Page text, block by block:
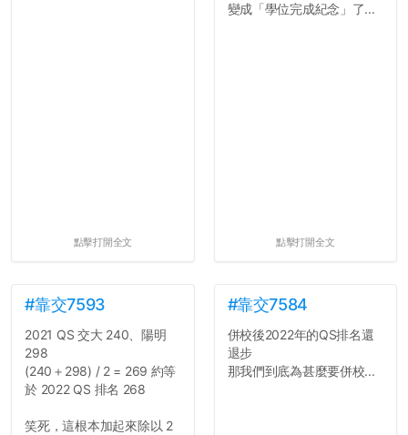
點擊打開全文
變成「學位完成紀念」了...
點擊打開全文
#靠交7593
2021 QS 交大 240、陽明
298
(240＋298) / 2 = 269 約等
於 2022 QS 排名 268
笑死，這根本加起來除以 2
#靠交7584
併校後2022年的QS排名還
退步
那我們到底為甚麼要併校...